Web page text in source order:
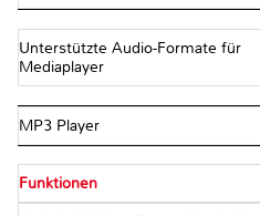
Unterstützte Audio-Formate für
Mediaplayer
MP3 Player
Funktionen